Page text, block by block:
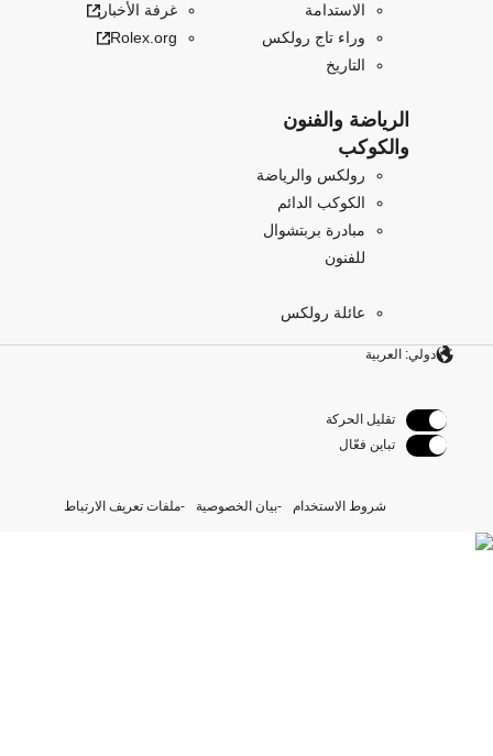
الاستدامة
وراء تاج رولكس
التاريخ
الرياضة والفنون
والكوكب
رولكس والرياضة
الكوكب الدائم
مبادرة بربتشوال
للفنون
عائلة رولكس
غرفة الأخبار
Rolex.org
دولي: العربية
تقليل الحركة
تباين فعّال
شروط الاستخدام بيان الخصوصية ملفات تعريف الارتباط